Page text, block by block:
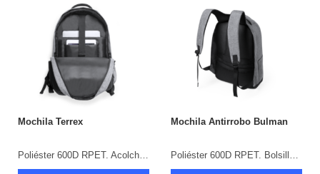
Mochila Terrex
Poliéster 600D RPET. Acolchada. Bolsillo Acolchado para Portátil y Tablet.
Mochila Antirrobo Bulman
Poliéster 600D RPET. Bolsillo Acolchado para Portátil y Tablet. Parte Trasera y Cintas Acolchadas.